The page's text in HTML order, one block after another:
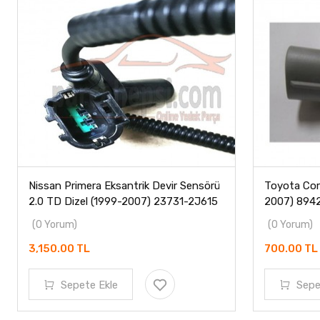
Nissan Primera Eksantrik Devir Sensörü
2.0 TD Dizel (1999-2007) 23731-2J615
(0 Yorum)
3,150.00 TL
Sepete Ekle
Toyota
2007)
(0 Yorum)
700.00 TL